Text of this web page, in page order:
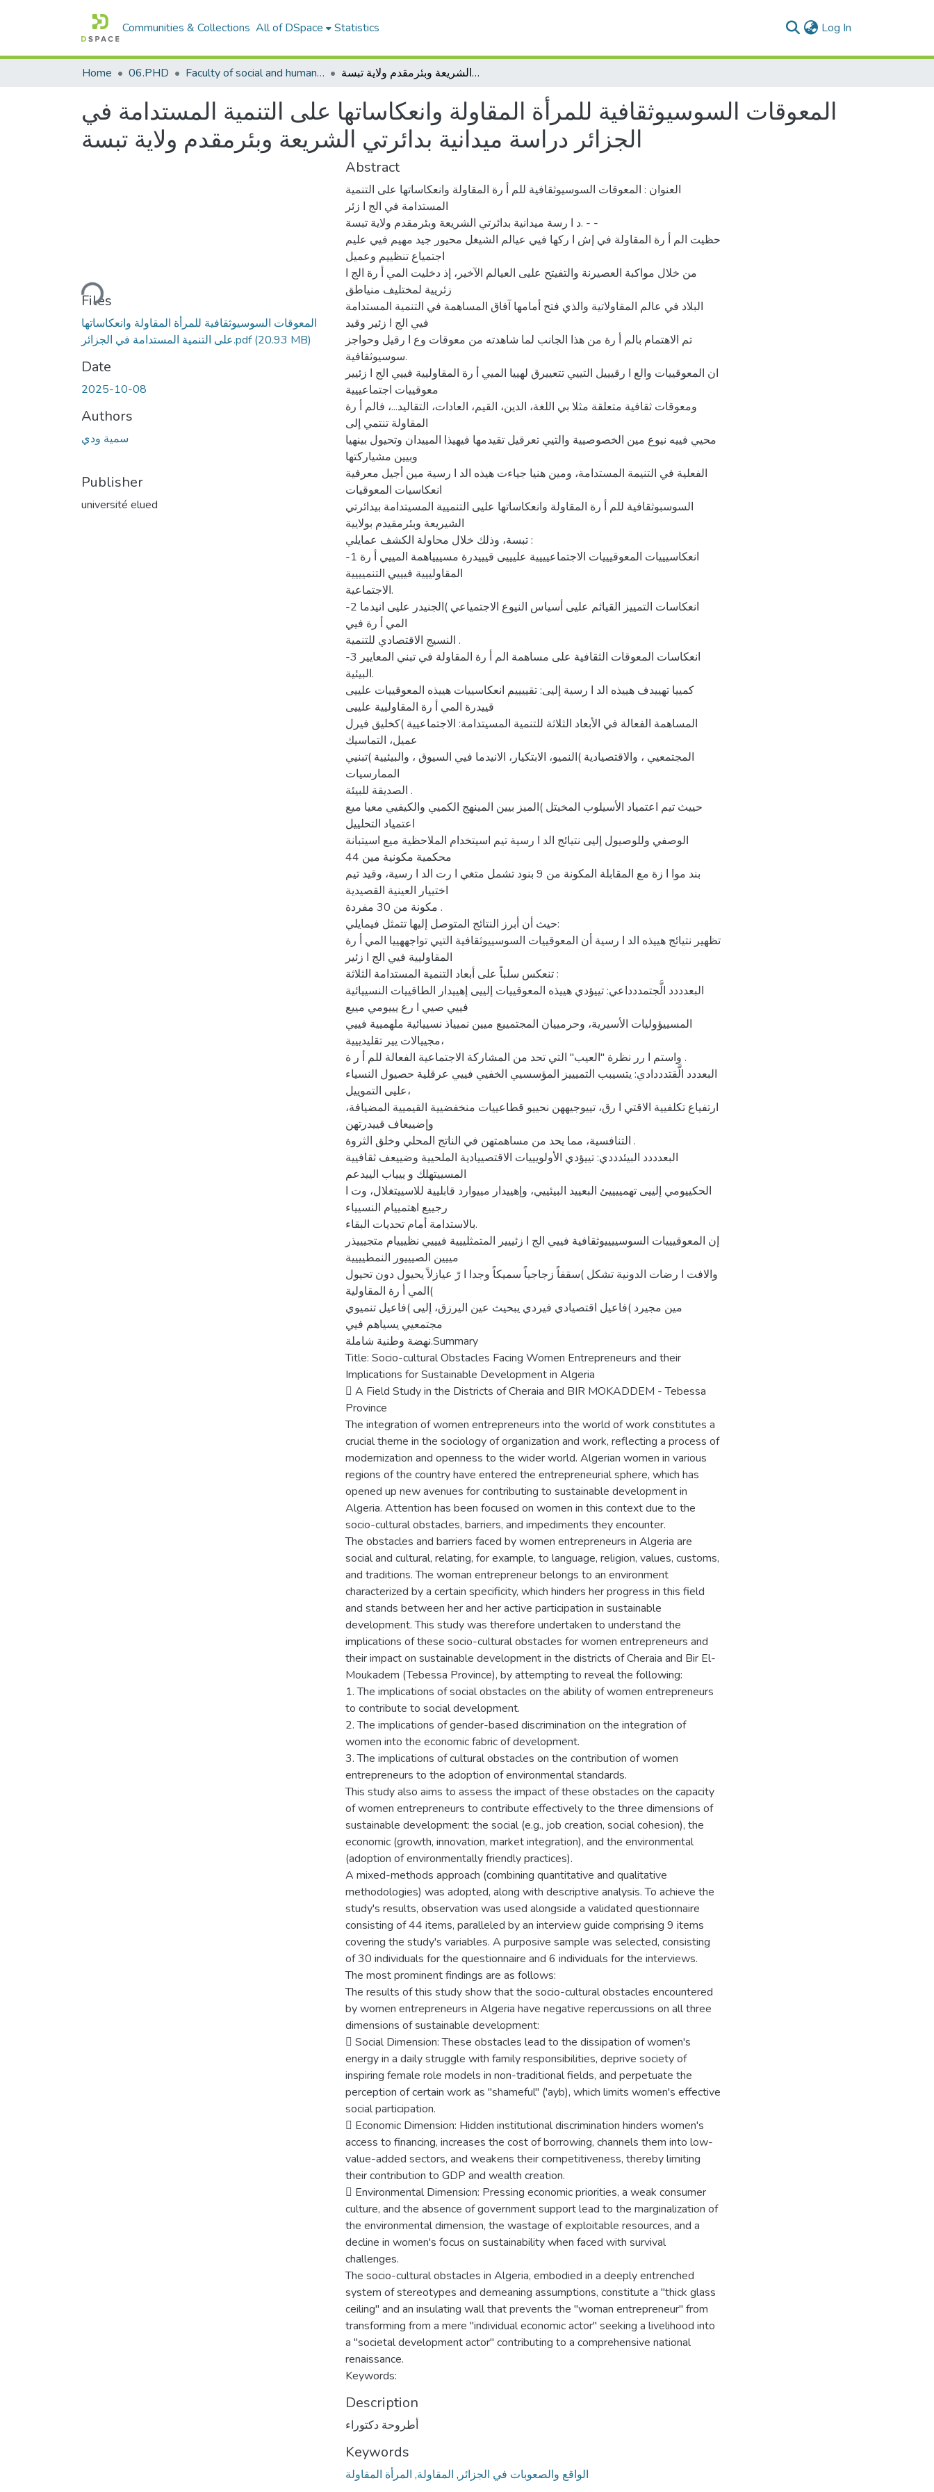
Communities & Collections All of DSpace Statistics Log In
Home 06.PHD Faculty of social and humanities sciences_PHD المعوقات السوسيوثقافية للمرأة المقاولة وانعكاساتها على التنمية المستدامة في الجزائر دراسة ميدانية بدائرتي الشريعة وبئرمقدم ولاية تبسة
المعوقات السوسيوثقافية للمرأة المقاولة وانعكاساتها على التنمية المستدامة في
الجزائر دراسة ميدانية بدائرتي الشريعة وبئرمقدم ولاية تبسة
Loading...
Files
المعوقات السوسيوثقافية للمرأة المقاولة وانعكاساتها
على التنمية المستدامة في الجزائر.pdf(20.93 MB)
Date
2025-10-08
Authors
سمية ودي
Publisher
université elued
Abstract
العنوان : المعوقات السوسيوثقافية للم أ رة المقاولة وانعكاساتها على التنمية
المستدامة في الج ا زئر
د ا رسة ميدانية بدائرتي الشريعة وبئرمقدم ولاية تبسة. - -
حظيت الم أ رة المقاولة في إش ا ركها فيي عيالم الشيغل محيور جيد مهيم فيي عليم
اجتمياع تنظييم وعميل
من خلال مواكبة العصيرنة والتفيتح عليى العيالم الآخير، إذ دخليت المي أ رة الج ا
زئريية لمختليف منياطق
البلاد في عالم المقاولاتية والذي فتح أمامها آفاق المساهمة في التنمية المستدامة
فيي الج ا زئير وقيد
تم الاهتمام بالم أ رة من هذا الجانب لما شاهدته من معوقات وع ا رقيل وحواجز
سوسيوثقافية.
ان المعوقييات والع ا رقيييل التييي تتعييرق لهييا الميي أ رة المقاوليية فييي الج ا زئيير
معوقييات اجتماعييية
ومعوقات ثقافية متعلقة مثلا بي اللغة، الدين، القيم، العادات، التقاليد...، فالم أ رة
المقاولة تنتمي إلى
محيي فييه نيوع مين الخصوصيية والتيي تعرقيل تقيدمها فيهيذا المييدان وتحيول بينهيا
وبيين مشياركتها
الفعلية في التنيمة المستدامة، ومين هنيا جياءت هيذه الد ا رسية مين أجيل معرفية
انعكاسيات المعوقيات
السوسبوثقافية للم أ رة المقاولة وانعكاساتها عليى التنميية المسيتدامة بيدائرتي
الشيريعة وبئرمقيدم بولايية
تبسة، وذلك خلال محاولة الكشف عمايلي :
-1 انعكاسيييات المعوقيييات الاجتماعيييية عليييى قيييدرة مسييياهمة المييي أ رة
المقاولييية فيييي التنميييية
الاجتماعية.
-2 انعكاسات التمييز القيائم عليى أسياس النيوع الاجتمياعي )الجنيدر عليى انيدما
المي أ رة فيي
النسيج الاقتصادي للتنمية .
-3 انعكاسات المعوقات الثقافية على مساهمة الم أ رة المقاولة في تبني المعايير
البيئية.
كمييا تهييدف هييذه الد ا رسية إليى: تقييييم انعكاسييات هييذه المعوقييات علييى
قييدرة المي أ رة المقاوليية علييى
المساهمة الفعالة في الأبعاد الثلاثة للتنمية المسيتدامة: الاجتماعيية )كخليق فيرل
عميل، التماسيك
المجتمعيي ، والاقتصيادية )النميو، الابتكيار، الانيدما فيي السيوق ، والبيئيية )تبنيي
الممارسيات
الصديقة للبيئة .
حييث تيم اعتمياد الأسيلوب المخيتل )الميز بيين المينهج الكميي والكيفيي معيا ميع
اعتمياد التحلييل
الوصفي وللوصيول إليى نتيائج الد ا رسية تيم اسيتخدام الملاحظية ميع اسيتبانة
محكمية مكونية مين 44
بند موا ا زة مع المقابلة المكونة من 9 بنود تشمل متغي ا رت الد ا رسية، وقيد تيم
اختييار العينية القصيدية
مكونة من 30 مفردة .
حيث أن أبرز النتائج المتوصل إليها تتمثل فيمايلي:
تظهير نتيائج هييذه الد ا رسية أن المعوقييات السوسييوثقافية التيي تواجههييا المي أ رة
المقاوليية فيي الج ا زئير
تنعكس سلباً على أبعاد التنمية المستدامة الثلاثة :
البعدددد الَّجتمددداعي: تييؤدي هييذه المعوقييات إلييى إهييدار الطاقييات النسييائية
فييي صيي ا رع يييومي مييع
المسييؤوليات الأسيرية، وحرمييان المجتمييع ميين نميياذ نسييائية ملهميية فييي
مجييالات يير تقليدييية،
واستم ا رر نظرة "العيب" التي تحد من المشاركة الاجتماعية الفعالة للم أ ر ة .
البعددد الَّقتدددادي: يتسيبب التميييز المؤسسيي الخفيي فييي عرقلية حصيول النسياء
عليى التموييل،
ارتفياع تكلفيية الاقتي ا رق، تييوجيههن نحييو قطاعييات منخفضيية القيميية المضيافة،
وإضييعاف قييدرتهن
التنافسية، مما يحد من مساهمتهن في الناتج المحلي وخلق الثروة .
البعدددد البيئدددي: تييؤدي الأولويييات الاقتصييادية الملحيية وضييعف ثقافيية
المسييتهلك و ييياب الييدعم
الحكييومي إلييى تهمييييئ البعييد البيئييي، وإهييدار مييوارد قابليية للاسييتغلال، وت ا
رجييع اهتمييام النسيياء
بالاستدامة أمام تحديات البقاء.
إن المعوقيييات السوسييييوثقافية فييي الج ا زئييير المتمثلييية فيييي نظيييام متجيييذر
مييين الصيييور النمطيييية
والافت ا رضات الدونية تشكل )سقفاً زجاجياً سميكاً وجدا ا رً عيازلاً يحيول دون تحيول
)المي أ رة المقاولية
مين مجيرد )فاعيل اقتصيادي فيردي يبحيث عين اليرزق، إليى )فاعيل تنميوي
مجتمعيي يسياهم فيي
نهضة وطنية شاملة.Summary
Title: Socio-cultural Obstacles Facing Women Entrepreneurs and their
Implications for Sustainable Development in Algeria
 A Field Study in the Districts of Cheraia and BIR MOKADDEM - Tebessa
Province
The integration of women entrepreneurs into the world of work constitutes a
crucial theme in the sociology of organization and work, reflecting a process of
modernization and openness to the wider world. Algerian women in various
regions of the country have entered the entrepreneurial sphere, which has
opened up new avenues for contributing to sustainable development in
Algeria. Attention has been focused on women in this context due to the
socio-cultural obstacles, barriers, and impediments they encounter.
The obstacles and barriers faced by women entrepreneurs in Algeria are
social and cultural, relating, for example, to language, religion, values, customs,
and traditions. The woman entrepreneur belongs to an environment
characterized by a certain specificity, which hinders her progress in this field
and stands between her and her active participation in sustainable
development. This study was therefore undertaken to understand the
implications of these socio-cultural obstacles for women entrepreneurs and
their impact on sustainable development in the districts of Cheraia and Bir El-
Moukadem (Tebessa Province), by attempting to reveal the following:
1. The implications of social obstacles on the ability of women entrepreneurs
to contribute to social development.
2. The implications of gender-based discrimination on the integration of
women into the economic fabric of development.
3. The implications of cultural obstacles on the contribution of women
entrepreneurs to the adoption of environmental standards.
This study also aims to assess the impact of these obstacles on the capacity
of women entrepreneurs to contribute effectively to the three dimensions of
sustainable development: the social (e.g., job creation, social cohesion), the
economic (growth, innovation, market integration), and the environmental
(adoption of environmentally friendly practices).
A mixed-methods approach (combining quantitative and qualitative
methodologies) was adopted, along with descriptive analysis. To achieve the
study's results, observation was used alongside a validated questionnaire
consisting of 44 items, paralleled by an interview guide comprising 9 items
covering the study's variables. A purposive sample was selected, consisting
of 30 individuals for the questionnaire and 6 individuals for the interviews.
The most prominent findings are as follows:
The results of this study show that the socio-cultural obstacles encountered
by women entrepreneurs in Algeria have negative repercussions on all three
dimensions of sustainable development:
 Social Dimension: These obstacles lead to the dissipation of women's
energy in a daily struggle with family responsibilities, deprive society of
inspiring female role models in non-traditional fields, and perpetuate the
perception of certain work as "shameful" ('ayb), which limits women's effective
social participation.
 Economic Dimension: Hidden institutional discrimination hinders women's
access to financing, increases the cost of borrowing, channels them into low-
value-added sectors, and weakens their competitiveness, thereby limiting
their contribution to GDP and wealth creation.
 Environmental Dimension: Pressing economic priorities, a weak consumer
culture, and the absence of government support lead to the marginalization of
the environmental dimension, the wastage of exploitable resources, and a
decline in women's focus on sustainability when faced with survival
challenges.
The socio-cultural obstacles in Algeria, embodied in a deeply entrenched
system of stereotypes and demeaning assumptions, constitute a "thick glass
ceiling" and an insulating wall that prevents the "woman entrepreneur" from
transforming from a mere "individual economic actor" seeking a livelihood into
a "societal development actor" contributing to a comprehensive national
renaissance.
Keywords:
Description
أطروحة دكتوراء
Keywords
الواقع والصعوبات في الجزائر , المقاولة, المرأة المقاولة